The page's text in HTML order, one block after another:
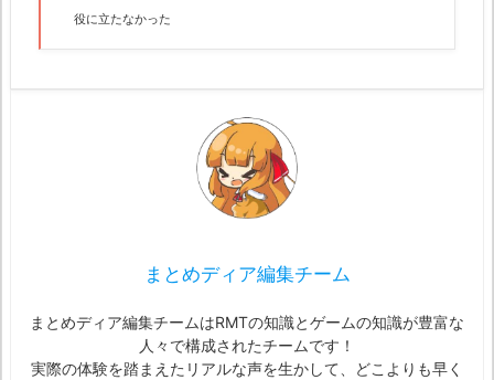
役に立たなかった
まとめディア編集チーム
まとめディア編集チームはRMTの知識とゲームの知識が豊富な
人々で構成されたチームです！
実際の体験を踏まえたリアルな声を生かして、どこよりも早く